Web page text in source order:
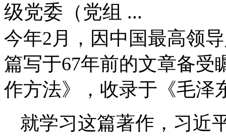
级党委（党组 ...
今年2月，因中国最高领
篇写于67年前的文章备
作方法》，收录于《毛泽
就学习这篇著作，习近